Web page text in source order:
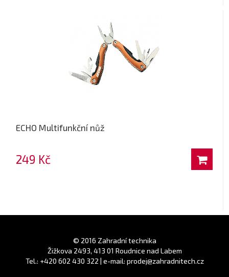
ECHO Multifunkční nůž
249 Kč
© 2016 Zahradní technika
Žižkova 2493, 413 01 Roudnice nad Labem
Tel.: +420 602 430 322 | e-mail: prodej@zahradnitech.cz